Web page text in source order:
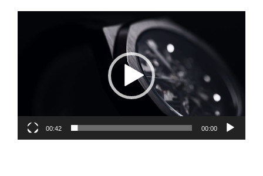
00:00
00:42